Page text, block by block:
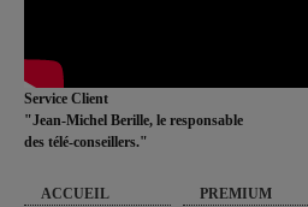
Service Client
"Jean-Michel Berille, le responsable
des télé-conseillers."
ACCUEIL PREMIUM